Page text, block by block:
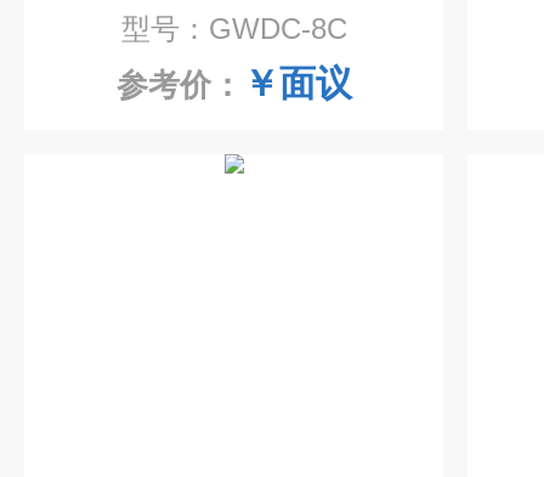
型号：GWDC-8C
参考价： ￥面议